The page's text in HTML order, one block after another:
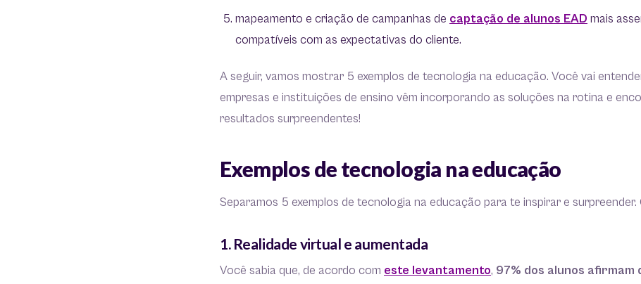
mapeamento e criação de campanhas de captação de alunos EAD mais
compatíveis com as expectativas do cliente.
A seguir, vamos mostrar 5 exemplos de tecnologia na educação. Você vai
empresas e instituições de ensino vêm incorporando as soluções na rotina e
resultados surpreendentes!
Exemplos de tecnologia na educação
Separamos 5 exemplos de tecnologia na educação para te inspirar e surpreender.
1. Realidade virtual e aumentada
Você sabia que, de acordo com este levantamento, 97% dos alunos afirmam